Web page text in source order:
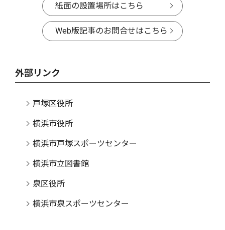
紙面の設置場所はこちら
Web版記事のお問合せはこちら
外部リンク
戸塚区役所
横浜市役所
横浜市戸塚スポーツセンター
横浜市立図書館
泉区役所
横浜市泉スポーツセンター